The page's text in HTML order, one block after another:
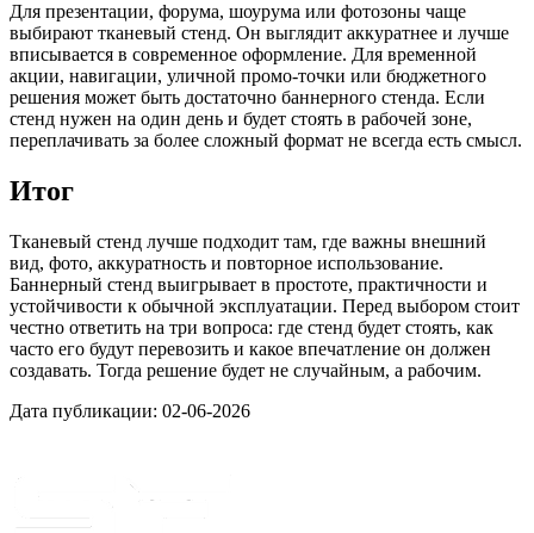
Для презентации, форума, шоурума или фотозоны чаще
выбирают тканевый стенд. Он выглядит аккуратнее и лучше
вписывается в современное оформление. Для временной
акции, навигации, уличной промо-точки или бюджетного
решения может быть достаточно баннерного стенда. Если
стенд нужен на один день и будет стоять в рабочей зоне,
переплачивать за более сложный формат не всегда есть смысл.
Итог
Тканевый стенд лучше подходит там, где важны внешний
вид, фото, аккуратность и повторное использование.
Баннерный стенд выигрывает в простоте, практичности и
устойчивости к обычной эксплуатации. Перед выбором стоит
честно ответить на три вопроса: где стенд будет стоять, как
часто его будут перевозить и какое впечатление он должен
создавать. Тогда решение будет не случайным, а рабочим.
Дата публикации: 02-06-2026